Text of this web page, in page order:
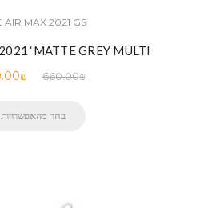
AIR MAX 2021 GS
‘MATTE GREY MULTI’
660.00₪
₪
בחר מהאפשרויות